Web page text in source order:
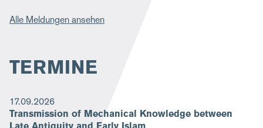
Alle Meldungen ansehen
TERMINE
17.09.2026
Transmission of Mechanical Knowledge between